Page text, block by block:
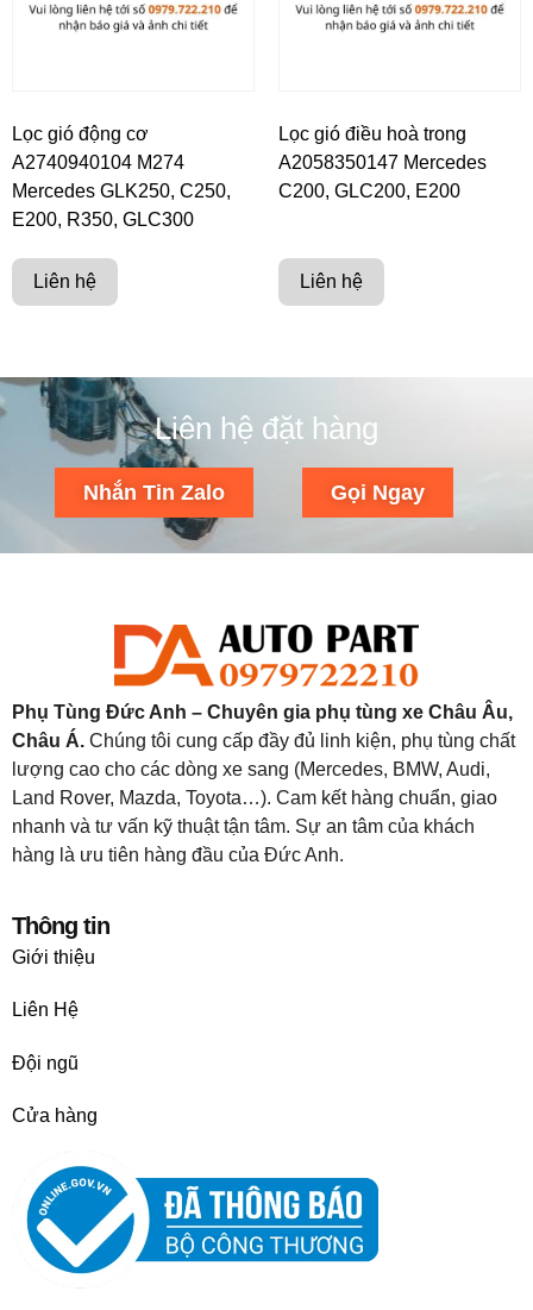
Lọc gió động cơ
A2740940104 M274
Mercedes GLK250, C250,
E200, R350, GLC300
Liên hệ
Lọc gió điều hoà trong
A2058350147 Mercedes
C200, GLC200, E200
Liên hệ
Liên hệ đặt hàng
Nhắn Tin Zalo Gọi Ngay
Phụ Tùng Đức Anh – Chuyên gia phụ tùng xe Châu Âu,
Châu Á. Chúng tôi cung cấp đầy đủ linh kiện, phụ tùng chất
lượng cao cho các dòng xe sang (Mercedes, BMW, Audi,
Land Rover, Mazda, Toyota…). Cam kết hàng chuẩn, giao
nhanh và tư vấn kỹ thuật tận tâm. Sự an tâm của khách
hàng là ưu tiên hàng đầu của Đức Anh.
Thông tin
Giới thiệu
Liên Hệ
Đội ngũ
Cửa hàng